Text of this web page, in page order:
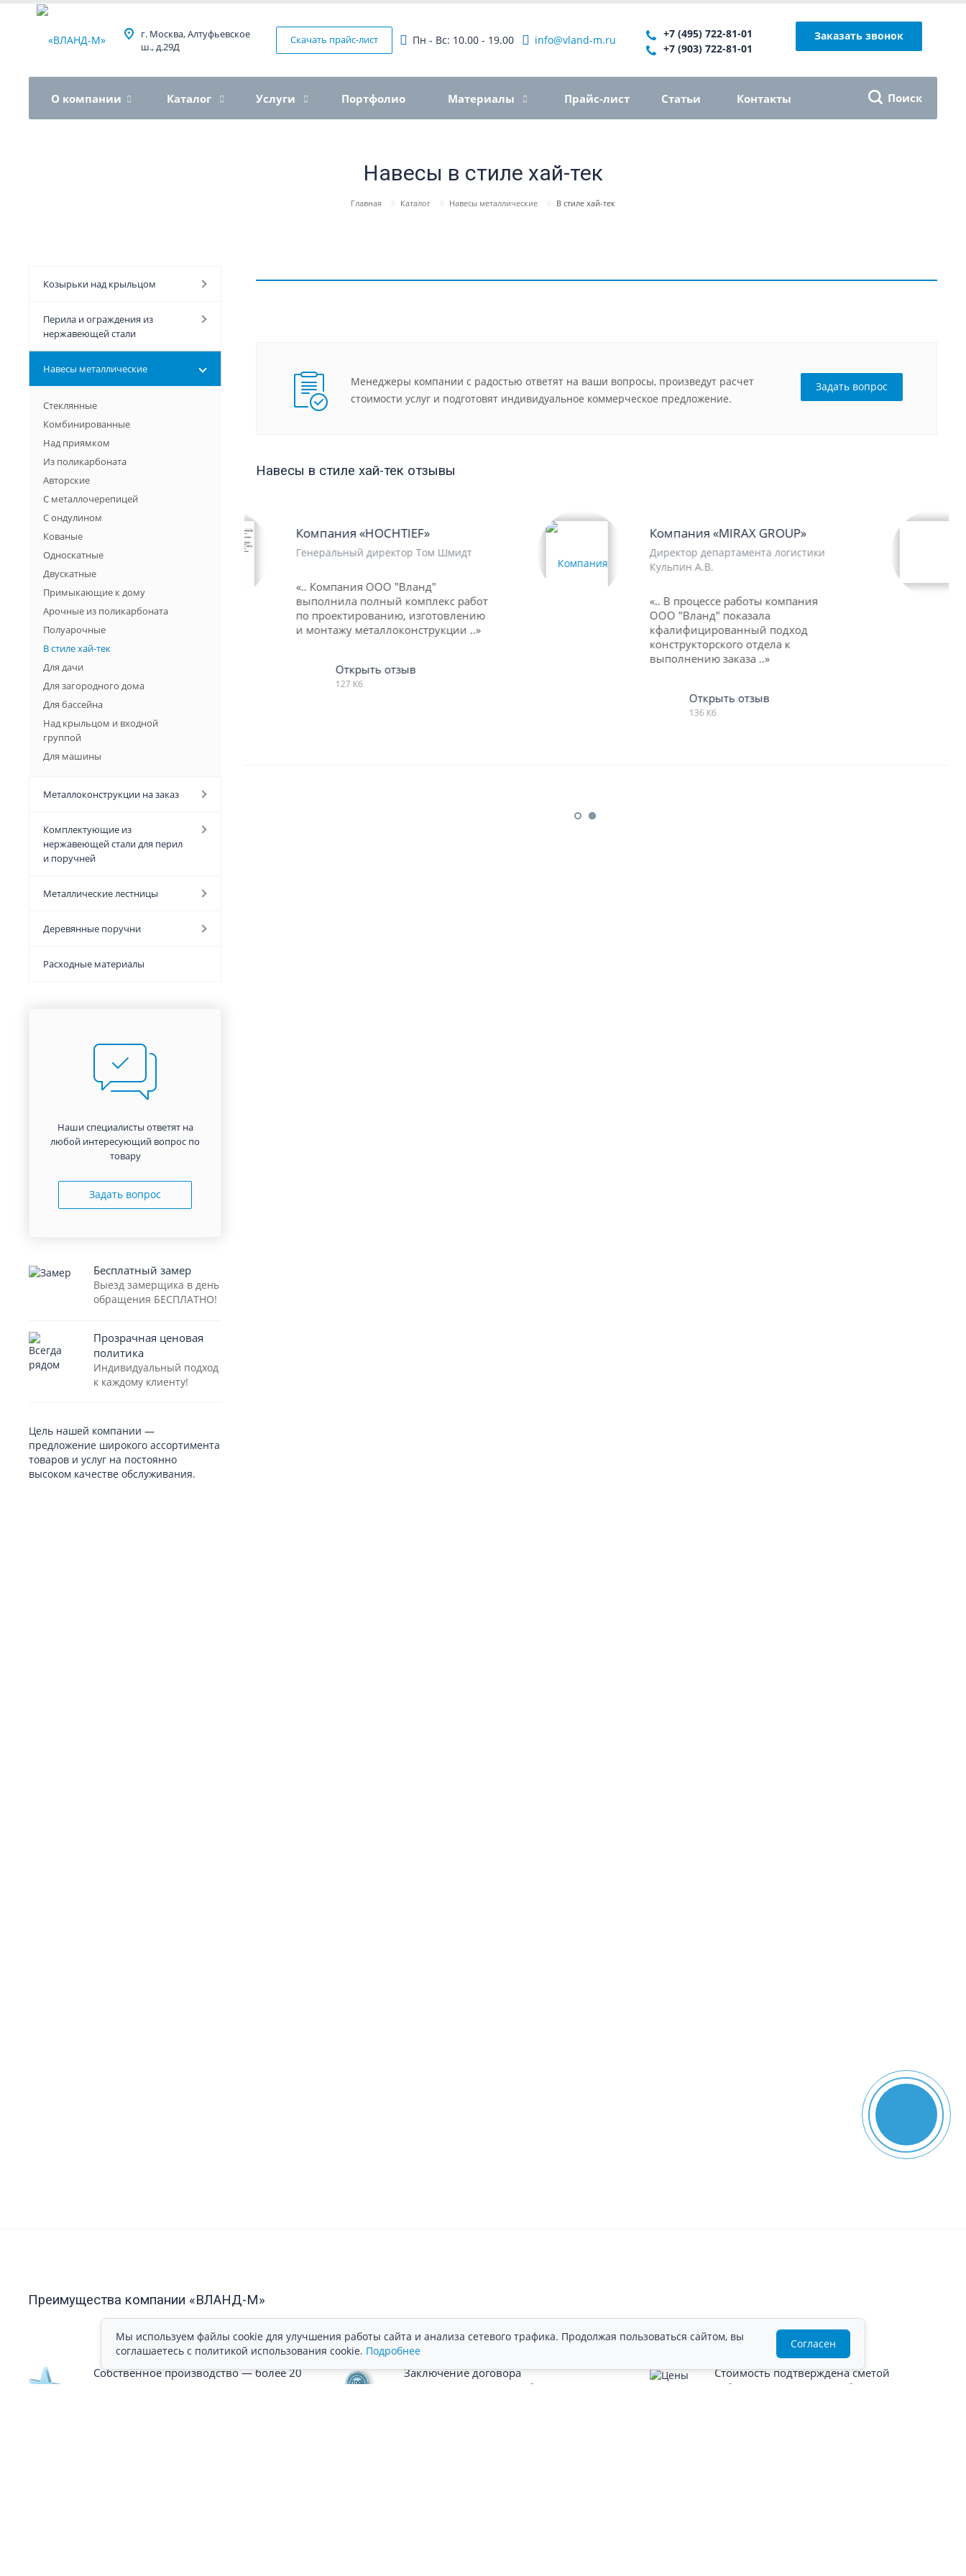
г. Москва, Алтуфьевское
ш., д.29Д
Скачать прайс-лист Пн - Вс: 10.00 - 19.00 info@vland-m.ru
+7 (495) 722-81-01
+7 (903) 722-81-01
Заказать звонок
Поиск
О компании Каталог Услуги Портфолио Материалы Прайс-лист Статьи Контакты
Навесы в стиле хай-тек
Главная Каталог Навесы металлические В стиле хай-тек
Менеджеры компании с радостью ответят на ваши вопросы, произведут расчет
стоимости услуг и подготовят индивидуальное коммерческое предложение.
Задать вопрос
Навесы в стиле хай-тек отзывы
Компания «HOCHTIEF»
Генеральный директор Том Шмидт
«.. Компания ООО "Вланд"
выполнила полный комплекс работ
по проектированию, изготовлению
и монтажу металлоконструкции ..»
Открыть отзыв
127 Кб
Компания «MIRAX GROUP»
Директор департамента логистики
«.. В процессе работы компания
ООО "Вланд" показала
кфалифицированный подход
ГК «Техноком»
Руководитель проекта ГК «Техноком»
«.. Следует отметить комплексный
подход к выполнению работ,
применяемый специалистами
компании на протяжении всего ..»
213 Кб
Козырьки над крыльцом
Перила и ограждения из
нержавеющей стали
Навесы металлические
Стеклянные
Комбинированные
Над приямком
Из поликарбоната
Авторские
С металлочерепицей
С ондулином
Кованые
Односкатные
Двускатные
Примыкающие к дому
Арочные из поликарбоната
Полуарочные
В стиле хай-тек
Для дачи
Для загородного дома
Для бассейна
Над крыльцом и входной
группой
Для машины
Металлоконструкции на заказ
Комплектующие из
нержавеющей стали для перил
и поручней
Металлические лестницы
Деревянные поручни
Расходные материалы
Наши специалисты ответят на
любой интересующий вопрос по
товару
Задать вопрос
Бесплатный замер
Выезд замерщика в день
обращения БЕСПЛАТНО!
Прозрачная ценовая
политика
Индивидуальный подход
к каждому клиенту!
Цель нашей компании —
предложение широкого ассортимента
товаров и услуг на постоянно
высоком качестве обслуживания.
Преимущества компании «ВЛАНД-М»
Собственное производство — более 20
Заключение договора
Финансовая гарантия соблюдения сроков
Стоимость подтверждена сметой
Работаем по наличному и безналичному
Мы используем файлы cookie для улучшения работы сайта и анализа сетевого трафика. Продолжая пользоваться сайтом, вы
соглашаетесь с политикой использования cookie. Подробнее
Согласен